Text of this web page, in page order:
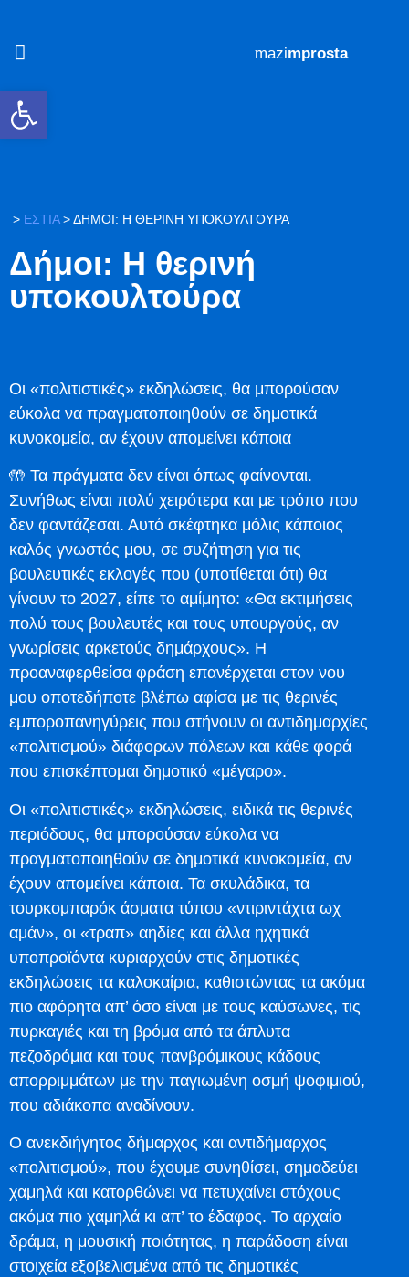
Ανοίξτε τη γραμμή εργαλείων
#mazimprosta
> ΕΣΤΙΑ>ΔΉΜΟΙ: Η ΘΕΡΙΝΉ ΥΠΟΚΟΥΛΤΟΎΡΑ
Δήμοι: Η θερινή
υποκουλτούρα
Οι «πολιτιστικές» εκδηλώσεις, θα μπορούσαν
εύκολα να πραγματοποιηθούν σε δημοτικά
κυνοκομεία, αν έχουν απομείνει κάποια
🤲 Τα πράγματα δεν είναι όπως φαίνονται.
Συνήθως είναι πολύ χειρότερα και με τρόπο που
δεν φαντάζεσαι. Αυτό σκέφτηκα μόλις κάποιος
καλός γνωστός μου, σε συζήτηση για τις
βουλευτικές εκλογές που (υποτίθεται ότι) θα
γίνουν το 2027, είπε το αμίμητο: «Θα εκτιμήσεις
πολύ τους βουλευτές και τους υπουργούς, αν
γνωρίσεις αρκετούς δημάρχους». Η
προαναφερθείσα φράση επανέρχεται στον νου
μου οποτεδήποτε βλέπω αφίσα με τις θερινές
εμποροπανηγύρεις που στήνουν οι αντιδημαρχίες
«πολιτισμού» διάφορων πόλεων και κάθε φορά
που επισκέπτομαι δημοτικό «μέγαρο».
Οι «πολιτιστικές» εκδηλώσεις, ειδικά τις θερινές
περιόδους, θα μπορούσαν εύκολα να
πραγματοποιηθούν σε δημοτικά κυνοκομεία, αν
έχουν απομείνει κάποια. Τα σκυλάδικα, τα
τουρκομπαρόκ άσματα τύπου «ντιριντάχτα ωχ
αμάν», οι «τραπ» αηδίες και άλλα ηχητικά
υποπροϊόντα κυριαρχούν στις δημοτικές
εκδηλώσεις τα καλοκαίρια, καθιστώντας τα ακόμα
πιο αφόρητα απ’ όσο είναι με τους καύσωνες, τις
πυρκαγιές και τη βρόμα από τα άπλυτα
πεζοδρόμια και τους πανβρόμικους κάδους
απορριμμάτων με την παγιωμένη οσμή ψοφιμιού,
που αδιάκοπα αναδίνουν.
Ο ανεκδιήγητος δήμαρχος και αντιδήμαρχος
«πολιτισμού», που έχουμε συνηθίσει, σημαδεύει
χαμηλά και κατορθώνει να πετυχαίνει στόχους
ακόμα πιο χαμηλά κι απ’ το έδαφος. Το αρχαίο
δράμα, η μουσική ποιότητας, η παράδοση είναι
στοιχεία εξοβελισμένα από τις δημοτικές